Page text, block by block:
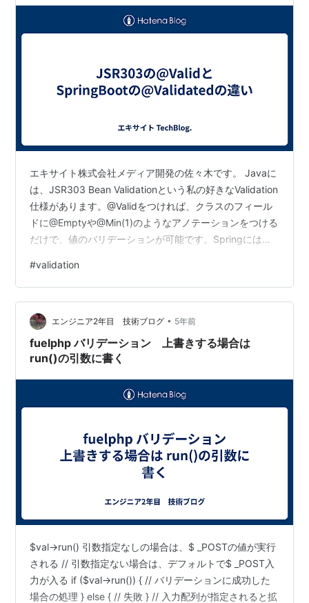
エキサイト株式会社メディア開発の佐々木です。 Javaに
は、JSR303 Bean Validationという私の好きなValidation
仕様があります。@Validをつければ、クラスのフィール
ドに@Emptyや@Min(1)のようなアノテーションをつける
だけで、値のバリデーションが可能です。Springにはこ
て軽く触れます。 @Validはなに？ これはJavaの標準仕
様で、クラスのフィールドにアノテーションをつけて、
所定メソッドを実行するとバリデーションを行ってくれ
ます。 @Data class Form { @NotEmpty…
#validation
エンジニア2年目 技術ブログ • 5年前
fuelphp バリデーション 上書きする場合は
run()の引数に書く
$val->run() 引数指定なしの場合は、$ _POSTの値が実行
される // 引数指定ない場合は、デフォルトで$ _POST入
力が入る if ($val->run()) { // バリデーションに成功した
場合の処理 } else { // 失敗 } // 入力配列が指定されると拡